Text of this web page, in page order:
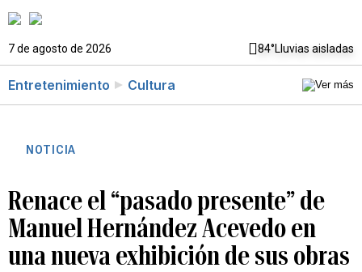
7 de agosto de 2026 84°Lluvias aisladas
Entretenimiento Cultura
NOTICIA
Renace el “pasado presente” de
Manuel Hernández Acevedo en
una nueva exhibición de sus obras